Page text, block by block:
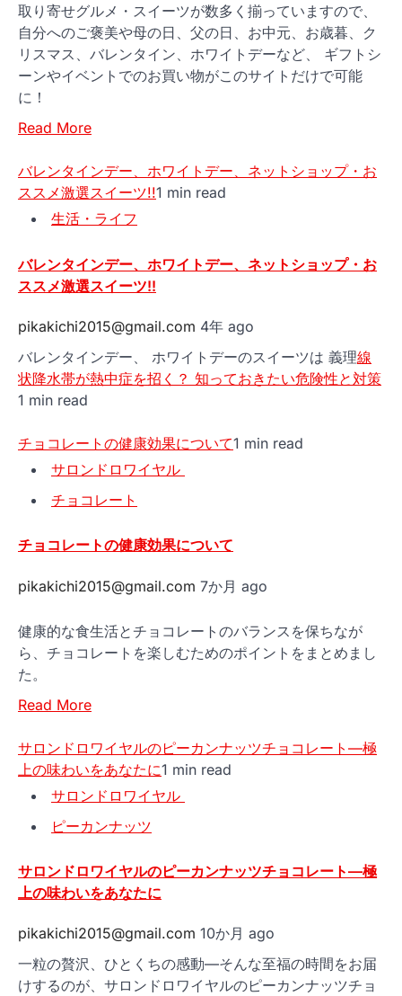
取り寄せグルメ・スイーツが数多く揃っていますので、
自分へのご褒美や母の日、父の日、お中元、お歳暮、ク
リスマス、バレンタイン、ホワイトデーなど、 ギフトシ
ーンやイベントでのお買い物がこのサイトだけで可能
に！
Read More
バレンタインデー、ホワイトデー、ネットショップ・お
ススメ激選スイーツ!!1 min read
生活・ライフ
バレンタインデー、ホワイトデー、ネットショップ・お
ススメ激選スイーツ!!
pikakichi2015@gmail.com 4年 ago
バレンタインデー、 ホワイトデーのスイーツは 義理線
状降水帯が熱中症を招く？ 知っておきたい危険性と対策
1 min read
チョコレートの健康効果について1 min read
サロンドロワイヤル
チョコレート
チョコレートの健康効果について
pikakichi2015@gmail.com 7か月 ago
健康的な食生活とチョコレートのバランスを保ちなが
ら、チョコレートを楽しむためのポイントをまとめまし
た。
Read More
サロンドロワイヤルのピーカンナッツチョコレート—極
上の味わいをあなたに1 min read
サロンドロワイヤル
ピーカンナッツ
サロンドロワイヤルのピーカンナッツチョコレート—極
上の味わいをあなたに
pikakichi2015@gmail.com 10か月 ago
一粒の贅沢、ひとくちの感動—そんな至福の時間をお届
けするのが、サロンドロワイヤルのピーカンナッツチョ